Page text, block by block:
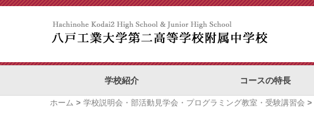
学校紹介 コースの特長
ホーム > 学校説明会・部活動見学会・プログラミング教室・受験講習会 >